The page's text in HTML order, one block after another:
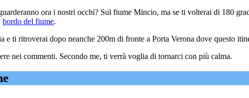
ora i nostri occhi? Sul fiume Mincio, ma se ti volterai di 180
bordo del fiume.
e ti ritroverai dopo neanche 200m di fronte a Porta Verona dove questo
nei commenti. Secondo me, ti verrà voglia di tornarci con più calma.